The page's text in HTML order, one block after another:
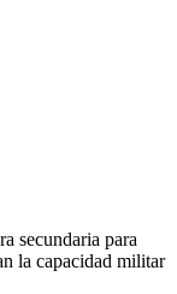
secundaria para
la capacidad militar